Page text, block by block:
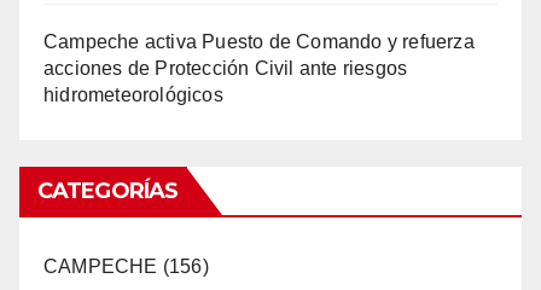
Campeche activa Puesto de Comando y refuerza
acciones de Protección Civil ante riesgos
hidrometeorológicos
CATEGORÍAS
CAMPECHE (156)